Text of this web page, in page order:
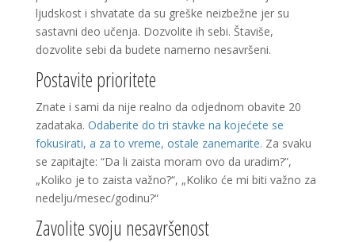
ljudskost i shvatate da su greške neizbežne jer su
sastavni deo učenja. Dozvolite ih sebi. Štaviše,
dozvolite sebi da budete namerno nesavršeni.
Postavite prioritete
Znate i sami da nije realno da odjednom obavite 20
zadataka. Odaberite do tri stavke na kojećete se
fokusirati, a za to vreme, ostale zanemarite. Za svaku
se zapitajte: “Da li zaista moram ovo da uradim?”,
„Koliko je to zaista važno?“, „Koliko će mi biti važno za
nedelju/mesec/godinu?“
Zavolite svoju nesavršenost